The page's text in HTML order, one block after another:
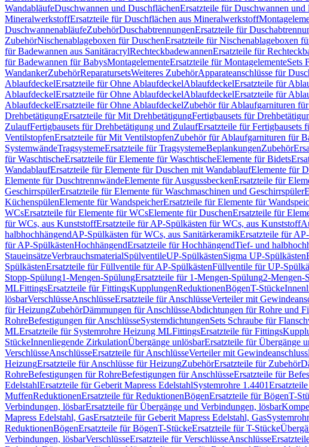
WandabläufeDuschwannen und DuschflächenErsatzteile für Duschwannen und
MineralwerkstoffErsatzteile für Duschflächen aus Mineralwerkstoff
DuschwannenabläufeZubehörDuschabtrennungenErsatzteile für
ZubehörNischenablageboxen für DuschenErsatzteile für Nischenablageboxen
für Badewannen aus SanitäracrylRechteckbadewannenErsatzteile für
für Badewannen für BabysMontagelementeErsatzteile für MontagelementeSets
WandankerZubehörReparatursetsWeiteres ZubehörApparateanschlüsse für
AblaufdeckelErsatzteile für Ohne AblaufdeckelAblaufdeckelErsatzteile für
AblaufdeckelErsatzteile für Ohne AblaufdeckelAblaufdeckelErsatzteile für
AblaufdeckelErsatzteile für Ohne AblaufdeckelZubehör für Ablaufgarnituren
DrehbetätigungErsatzteile für Mit DrehbetätigungFertigbausets für
ZulaufFertigbausets für Drehbetätigung und ZulaufErsatzteile für Fertigbausets
VentilstopfenErsatzteile für Mit VentilstopfenZubehör für Ablaufgarnituren für
SystemwändeTragsystemeErsatzteile für TragsystemeBeplankungenZubehör
für WaschtischeErsatzteile für Elemente für WaschtischeElemente für Bidets
WandablaufErsatzteile für Elemente für Duschen mit WandablaufElemente für
Elemente für DuschtrennwändeElemente für AusgussbeckenErsatzteile für
GeschirrspülerErsatzteile für Elemente für Waschmaschinen und Geschirrspüler
KüchenspülenElemente für WandspeicherErsatzteile für Elemente für
WCsErsatzteile für Elemente für WCsElemente für DuschenErsatzteile für
für WCs, aus KunststoffErsatzteile für AP-Spülkästen für WCs, aus Kunststoff
halbhochhängendAP-Spülkästen für WCs, aus SanitärkeramikErsatzteile für
für AP-SpülkästenHochhängendErsatzteile für HochhängendTief- und
StaueinsätzeVerbrauchsmaterialSpülventileUP-SpülkästenSigma UP-Spülkästen
SpülkästenErsatzteile für Füllventile für AP-SpülkästenFüllventile für UP-
Stopp-Spülung1-Mengen-SpülungErsatzteile für 1-Mengen-Spülung2-Mengen-
MLFittingsErsatzteile für FittingsKupplungenReduktionenBögenT-Stücke
lösbarVerschlüsseAnschlüsseErsatzteile für AnschlüsseVerteiler mit
für HeizungZubehörDämmungen für AnschlüsseAbdichtungen für Rohre und
RohreBefestigungen für AnschlüsseSystemdichtungenSets Schraube für
MLErsatzteile für Systemrohre Heizung MLFittingsErsatzteile für Fittings
StückeInnenliegende ZirkulationÜbergänge unlösbarErsatzteile für Übergänge
VerschlüsseAnschlüsseErsatzteile für AnschlüsseVerteiler mit Gewindeanschluss
HeizungErsatzteile für Anschlüsse für HeizungZubehörErsatzteile für Zubehör
RohreBefestigungen für RohreBefestigungen für AnschlüsseErsatzteile für
EdelstahlErsatzteile für Geberit Mapress EdelstahlSystemrohre 1.4401
MuffenReduktionenErsatzteile für ReduktionenBögenErsatzteile für BögenT-
Verbindungen, lösbarErsatzteile für Übergänge und Verbindungen, lösbar
Mapress Edelstahl, GasErsatzteile für Geberit Mapress Edelstahl, Gas
ReduktionenBögenErsatzteile für BögenT-StückeErsatzteile für T-Stücke
Verbindungen, lösbarVerschlüsseErsatzteile für VerschlüsseAnschlüsse